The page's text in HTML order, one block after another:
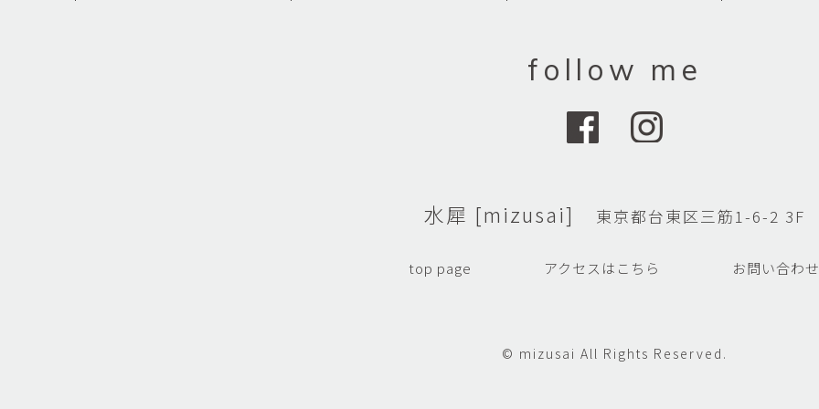
follow me
水犀 [mizusai] 東京都台東区三筋1-6-2 3F
top page アクセスはこちら お問い合わ
© mizusai All Rights Reserved.